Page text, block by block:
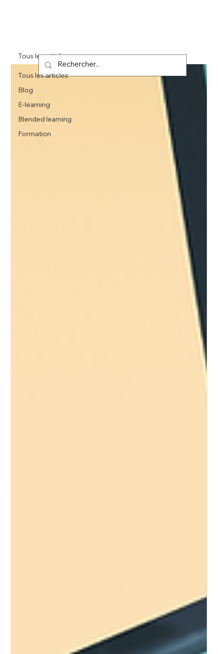
Tous les articles
Blog
E-learning
Blended learning
Formation
Tous les articles